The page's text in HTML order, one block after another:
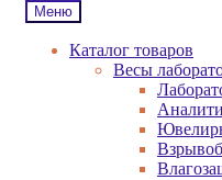
Меню
Каталог товаров
Весы